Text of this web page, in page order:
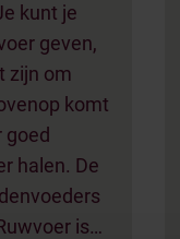
kunt je
geven,
zijn om
komt
halen. De
is…